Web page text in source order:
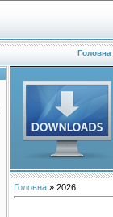
Головна
Головна » 2026